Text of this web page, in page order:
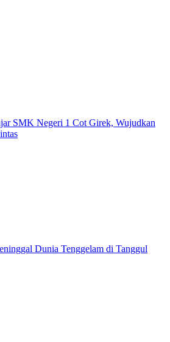
SMK Negeri 1 Cot Girek, Wujudkan
Dunia Tenggelam di Tanggul